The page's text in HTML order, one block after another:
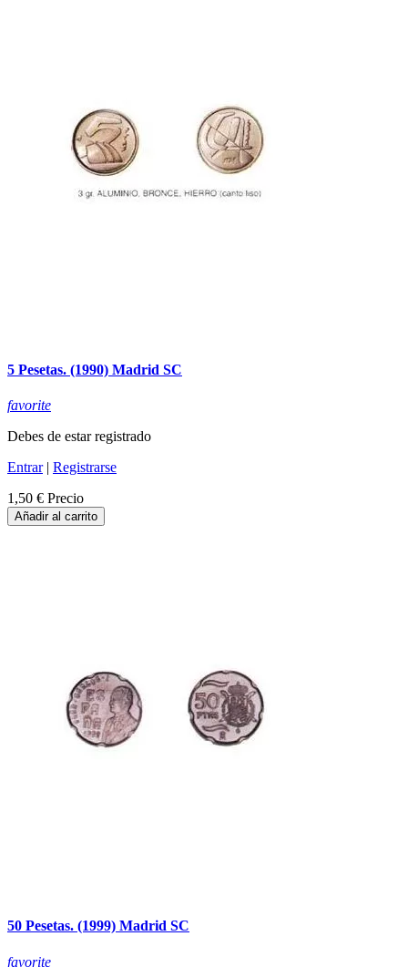
5 Pesetas. (1990) Madrid SC
favorite
Debes de estar registrado
Entrar| Registrarse
1,50 € Precio
Añadir al carrito
50 Pesetas. (1999) Madrid SC
favorite